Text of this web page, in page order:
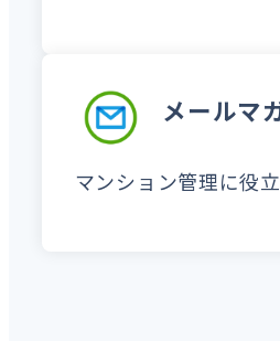
メールマ
マンション管理に役